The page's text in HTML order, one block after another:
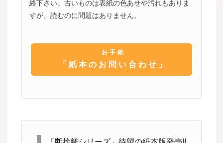
絡下さい。古いものは表紙の色あせや汚れもありま
すが、読むのに問題はありません。
お手紙
「紙本のお問い合わせ」